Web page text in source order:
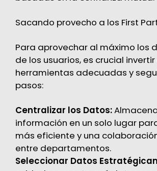
Sacando provecho a los First
Para aprovechar al máximo los
de los usuarios, es crucial invertir
herramientas adecuadas y
pasos:
Centralizar los Datos:
información en un solo lugar
más eficiente y una
entre departamentos.
Seleccionar Datos